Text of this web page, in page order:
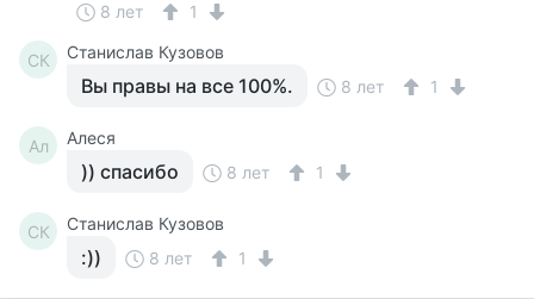
8 лет 1
СК Станислав Кузовов
Вы правы на все 100%. 8 лет 1
Ал Алеся
)) спасибо 8 лет 1
СК Станислав Кузовов
:)) 8 лет 1